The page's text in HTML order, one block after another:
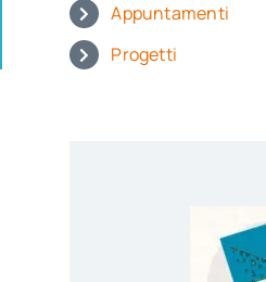
Appuntamenti
Progetti